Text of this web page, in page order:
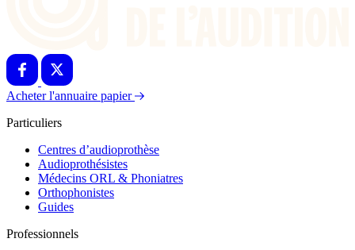
Acheter l'annuaire papier
Particuliers
Centres d’audioprothèse
Audioprothésistes
Médecins ORL & Phoniatres
Orthophonistes
Guides
Professionnels